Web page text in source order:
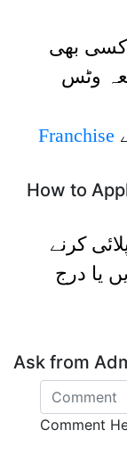
کسی بھی
وٹس
Franchise
How to
کرنے
یا درج
Ask from
Comment